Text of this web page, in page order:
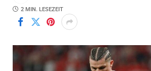
2 MIN. LESEZEIT